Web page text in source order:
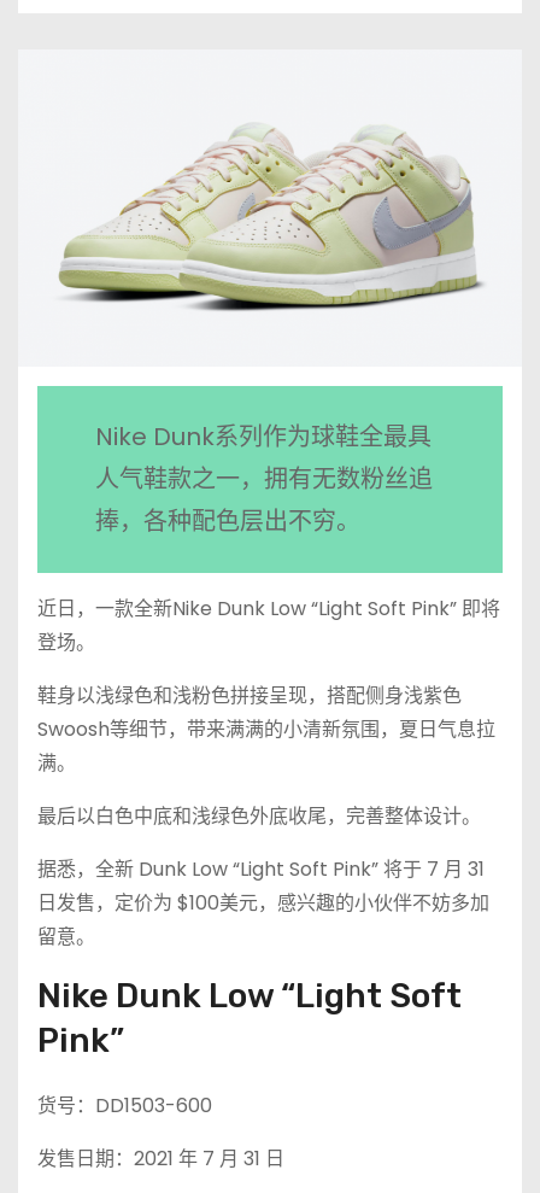
Nike Dunk系列作为球鞋全最具
人气鞋款之一，拥有无数粉丝追
捧，各种配色层出不穷。
近日，一款全新Nike Dunk Low “Light Soft Pink” 即将
登场。
鞋身以浅绿色和浅粉色拼接呈现，搭配侧身浅紫色
Swoosh等细节，带来满满的小清新氛围，夏日气息拉
满。
最后以白色中底和浅绿色外底收尾，完善整体设计。
据悉，全新 Dunk Low “Light Soft Pink” 将于 7 月 31
日发售，定价为 $100美元，感兴趣的小伙伴不妨多加
留意。
Nike Dunk Low “Light Soft
Pink”
货号：DD1503-600
发售日期：2021 年 7 月 31 日